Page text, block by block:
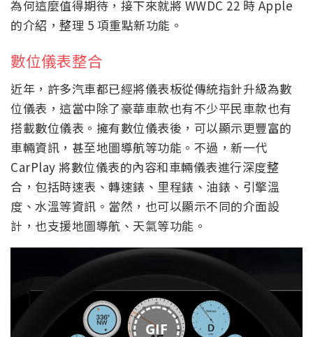
為何這麼值得期待，接下來就將 WWDC 22 時 Apple
的介紹，整理 5 項重點新功能。
數位儀表整合
近年，許多汽車都已經將儀表板從傳統指針升級為數
位儀表，這當中除了豪華車款也有不少平民車款也有
搭載數位儀表。擁有數位儀表後，可以顯示更豐富的
車輛資訊，甚至地圖導航等功能。不過，新一代
CarPlay 將數位儀表的內容和車輛儀表進行深度整
合，包括時速表、轉速錶、里程錶、油錶、引擎溫
度、水溫等資訊。當然，也可以顯示不同的介面設
計，也支援地圖導航、天氣等功能。
GIF